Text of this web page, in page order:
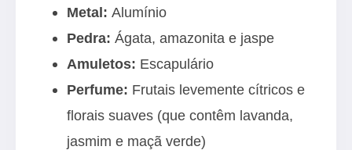
Metal: Alumínio
Pedra: Ágata, amazonita e jaspe
Amuletos: Escapulário
Perfume: Frutais levemente cítricos e
florais suaves (que contêm lavanda,
jasmim e maçã verde)